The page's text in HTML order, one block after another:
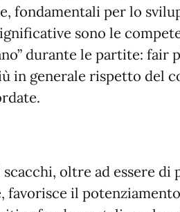
fondamentali per lo
sono le
durante le partite: fair
in generale rispetto del
oltre ad essere di
favorisce il